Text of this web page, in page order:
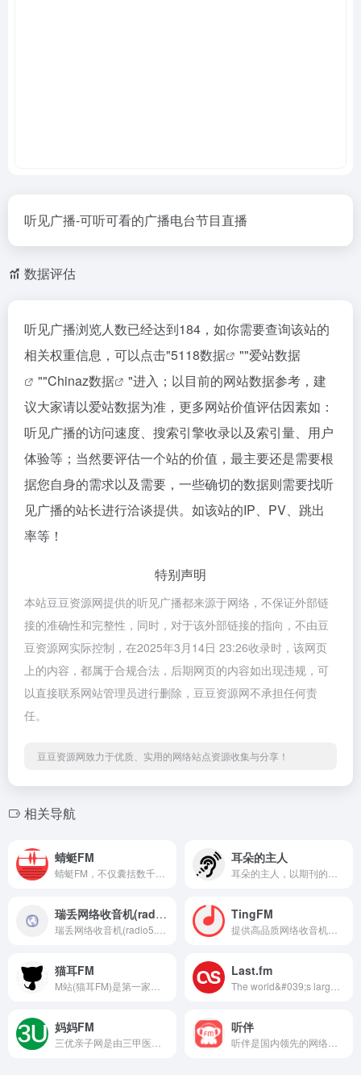
听见广播-可听可看的广播电台节目直播
数据评估
听见广播浏览人数已经达到184，如你需要查询该站的
相关权重信息，可以点击"5118数据 ""爱站数据
""Chinaz数据
"进入；以目前的网站数据参考，建
议大家请以爱站数据为准，更多网站价值评估因素如：
听见广播的访问速度、搜索引擎收录以及索引量、用户
体验等；当然要评估一个站的价值，最主要还是需要根
据您自身的需求以及需要，一些确切的数据则需要找听
见广播的站长进行洽谈提供。如该站的IP、PV、跳出
率等！
特别声明
本站豆豆资源网提供的听见广播都来源于网络，不保证外部链
接的准确性和完整性，同时，对于该外部链接的指向，不由豆
豆资源网实际控制，在2025年3月14日 23:26收录时，该网页
上的内容，都属于合规合法，后期网页的内容如出现违规，可
以直接联系网站管理员进行删除，豆豆资源网不承担任何责
任。
豆豆资源网致力于优质、实用的网络站点资源收集与分享！
相关导航
蜻蜓FM 耳朵的主人
瑞丢网络收音机(radio5.cn) TingFM
猫耳FM Last.fm
妈妈FM 听伴